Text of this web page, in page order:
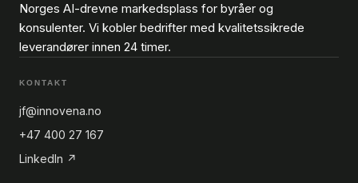
Norges AI-drevne markedsplass for byråer og
konsulenter. Vi kobler bedrifter med kvalitetssikrede
leverandører innen 24 timer.
KONTAKT
jf@innovena.no
+47 400 27 167
LinkedIn ↗